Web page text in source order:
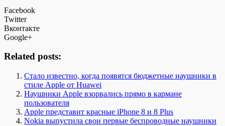
Facebook
Twitter
Вконтакте
Google+
Related posts:
Стало известно, когда появятся бюджетные наушники в
стиле Apple от Huawei
Наушники Apple взорвались прямо в кармане
пользователя
Apple представит красные iPhone 8 и 8 Plus
Nokia выпустила свои первые беспроводные наушники